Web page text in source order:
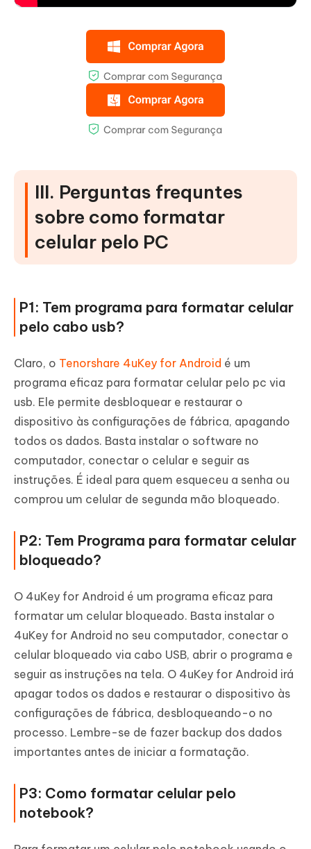
III. Perguntas frequntes
sobre como formatar
celular pelo PC
P1: Tem programa para formatar celular
pelo cabo usb?
Claro, o Tenorshare 4uKey for Android é um
programa eficaz para formatar celular pelo pc via
usb. Ele permite desbloquear e restaurar o
dispositivo às configurações de fábrica, apagando
todos os dados. Basta instalar o software no
computador, conectar o celular e seguir as
instruções. É ideal para quem esqueceu a senha ou
comprou um celular de segunda mão bloqueado.
P2: Tem Programa para formatar celular
bloqueado?
O 4uKey for Android é um programa eficaz para
formatar um celular bloqueado. Basta instalar o
4uKey for Android no seu computador, conectar o
celular bloqueado via cabo USB, abrir o programa e
seguir as instruções na tela. O 4uKey for Android irá
apagar todos os dados e restaurar o dispositivo às
configurações de fábrica, desbloqueando-o no
processo. Lembre-se de fazer backup dos dados
importantes antes de iniciar a formatação.
P3: Como formatar celular pelo
notebook?